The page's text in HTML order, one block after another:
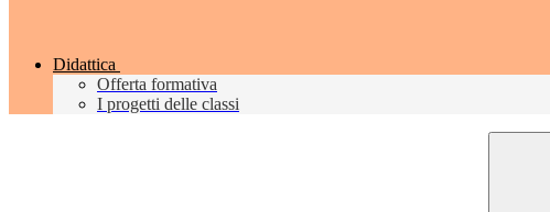
Didattica
Offerta formativa
I progetti delle classi